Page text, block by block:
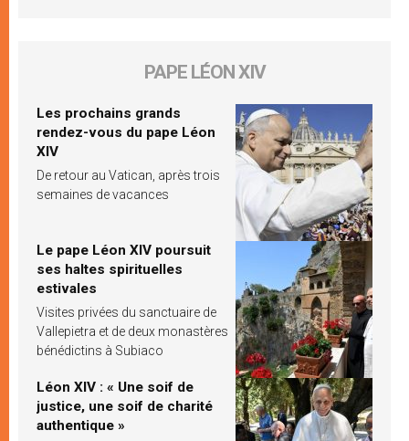
PAPE LÉON XIV
Les prochains grands
rendez-vous du pape Léon
XIV
De retour au Vatican, après trois
semaines de vacances
Le pape Léon XIV poursuit
ses haltes spirituelles
estivales
Visites privées du sanctuaire de
Vallepietra et de deux monastères
bénédictins à Subiaco
Léon XIV : « Une soif de
justice, une soif de charité
authentique »